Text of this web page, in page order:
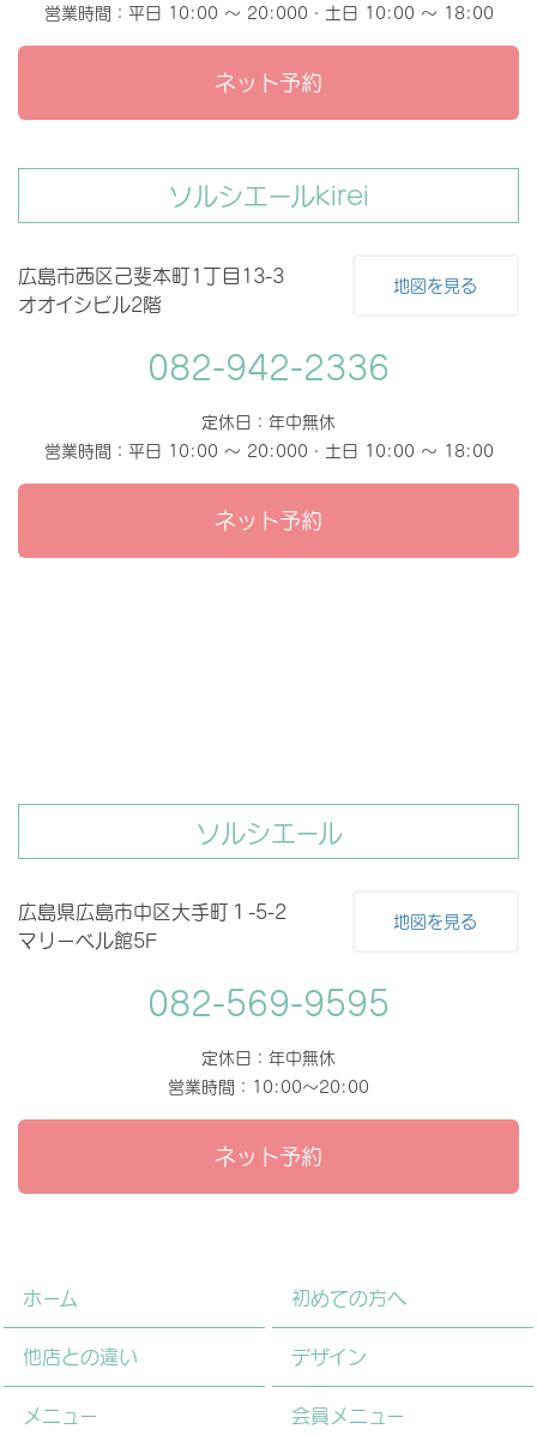
営業時間：平日 10:00 〜 20:000・土日 10:00 〜 18:00
ネット予約
ソルシエールkirei
広島市西区己斐本町1丁目13-3
オオイシビル2階
地図を見る
082-942-2336
定休日：年中無休
営業時間：平日 10:00 〜 20:000・土日 10:00 〜 18:00
ネット予約
ソルシエール
広島県広島市中区大手町１-5-2
マリーベル館5F
地図を見る
082-569-9595
定休日：年中無休
営業時間：10:00～20:00
ネット予約
ホーム 初めての方へ
他店との違い デザイン
メニュー 会員メニュー